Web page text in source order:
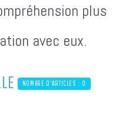
plus
avec eux.
NOMBRE D'ARTICLES : 0